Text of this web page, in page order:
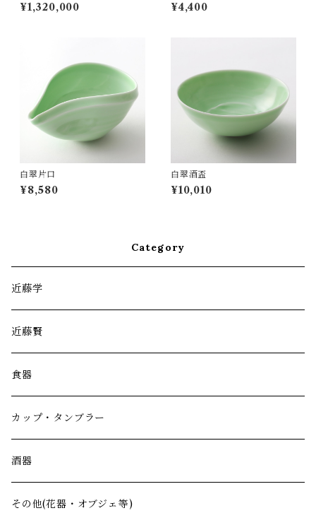
¥1,320,000 ¥4,400
白翠片口
¥8,580
白翠酒盃
¥10,010
Category
近藤学
近藤賢
食器
カップ・タンブラー
酒器
その他(花器・オブジェ等)